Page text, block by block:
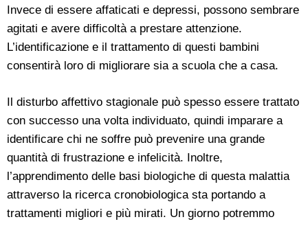
Invece di essere affaticati e depressi, possono sembrare
agitati e avere difficoltà a prestare attenzione.
L’identificazione e il trattamento di questi bambini
consentirà loro di migliorare sia a scuola che a casa.
Il disturbo affettivo stagionale può spesso essere trattato
con successo una volta individuato, quindi imparare a
identificare chi ne soffre può prevenire una grande
quantità di frustrazione e infelicità. Inoltre,
l’apprendimento delle basi biologiche di questa malattia
attraverso la ricerca cronobiologica sta portando a
trattamenti migliori e più mirati. Un giorno potremmo